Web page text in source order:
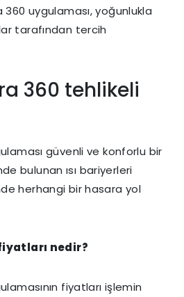
360 uygulaması, yoğunlukla
tarafından tercih
360 tehlikeli
güvenli ve konforlu bir
bulunan ısı bariyerleri
herhangi bir hasara yol
nedir?
fiyatları işlemin